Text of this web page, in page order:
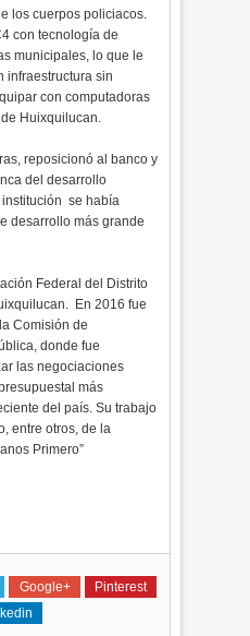
los cuerpos policiacos.
con tecnología de
municipales, lo que le
infraestructura sin
con computadoras
Huixquilucan.
reposicionó al banco y
del desarrollo
se había
desarrollo más grande
Federal del Distrito
En 2016 fue
Comisión de
donde fue
las negociaciones
más
del país. Su trabajo
entre otros, de la
Primero”
Google+
Pinterest